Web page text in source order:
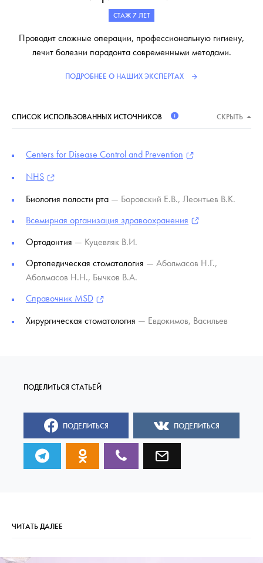
СТАЖ 7 ЛЕТ
Проводит сложные операции, профессиональную гигиену,
лечит болезни парадонта современными методами.
ПОДРОБНЕЕ О НАШИХ ЭКСПЕРТАХ
СПИСОК ИСПОЛЬЗОВАННЫХ ИСТОЧНИКОВ СКРЫТЬ
Centers for Disease Control and Prevention
NHS
Биология полости рта — Боровский Е.В., Леонтьев В.К.
Всемирная организация здравоохранения
Ортодонтия — Куцевляк В.И.
Ортопедическая стоматология — Аболмасов Н.Г.,
Аболмасов Н.Н., Бычков В.А.
Справочник MSD
Хирургическая стоматология — Евдокимов, Васильев
ПОДЕЛИТЬСЯ ПОДЕЛИТЬСЯ
ЧИТАТЬ ДАЛЕЕ